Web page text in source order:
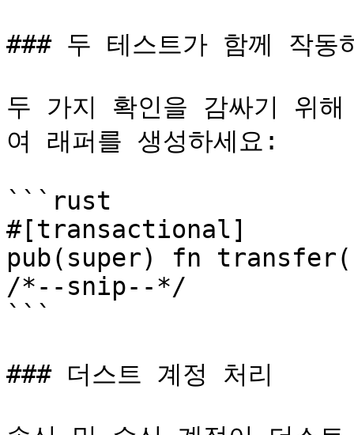
### 두 테스트가 함께 작동
두 가지 확인을 감싸기
여 래퍼를 생성하세요:
```rust
#[transactional]
pub(super) fn transfer(
/*--snip--*/
```
### 더스트 계정 처리